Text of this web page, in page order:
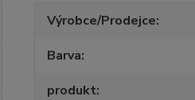
Výrobce/Prodejce
Barva
produkt